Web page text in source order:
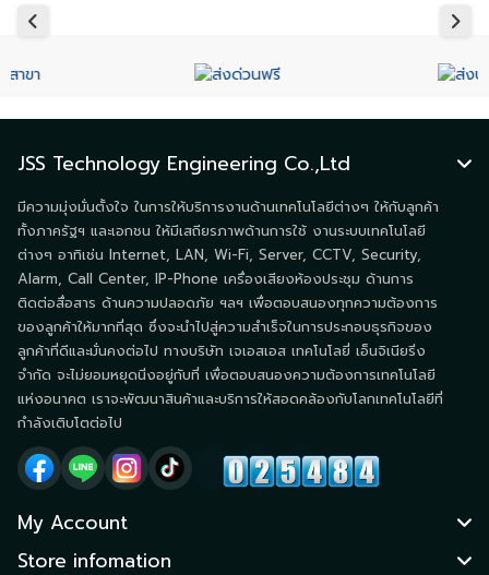
JSS Technology Engineering Co.,Ltd
มีความมุ่งมั่นตั้งใจ ในการให้บริการงานด้านเทคโนโลยีต่างๆ ให้กับลูกค้า
ทั้งภาครัฐฯ และเอกชน ให้มีเสถียรภาพด้านการใช้ งานระบบเทคโนโลยี
ต่างๆ อาทิเช่น Internet, LAN, Wi-Fi, Server, CCTV, Security,
Alarm, Call Center, IP-Phone เครื่องเสียงห้องประชุม ด้านการ
ติดต่อสื่อสาร ด้านความปลอดภัย ฯลฯ เพื่อตอบสนองทุกความต้องการ
ของลูกค้าให้มากที่สุด ซึ่งจะนำไปสู่ความสำเร็จในการประกอบธุรกิจของ
ลูกค้าที่ดีและมั่นคงต่อไป ทางบริษัท เจเอสเอส เทคโนโลยี่ เอ็นจิเนียริ่ง
จำกัด จะไม่ยอมหยุดนิ่งอยู่กับที่ เพื่อตอบสนองความต้องการเทคโนโลยี
แห่งอนาคต เราจะพัฒนาสินค้าและบริการให้สอดคล้องกับโลกเทคโนโลยีที่
กำลังเติบโตต่อไป
My Account
Store infomation